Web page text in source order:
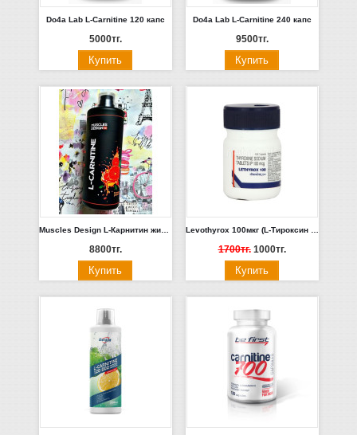
Do4a Lab L-Carnitine 120 капс
5000тг.
Do4a Lab L-Carnitine 240 капс
9500тг.
Muscles Design L-Карнитин жидкий концентрат 1л. (Лимонад/Грейпфрут)
8800тг. 1700тг. 1000тг.